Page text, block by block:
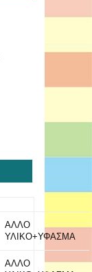
ΑΛΛΟ
ΥΛΙΚΟ+ΥΦΑΣΜΑ
ΑΛΛΟ